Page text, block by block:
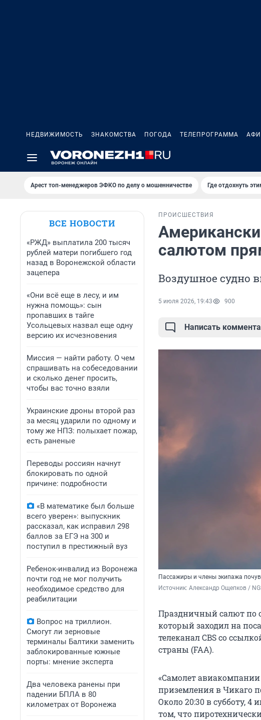
НЕДВИЖИМОСТЬ ЗНАКОМСТВА ПОГОДА ТЕЛЕПРОГРАММА
Арест топ-менеджеров ЭФКО по делу о мошенничестве Где отдохнуть
ВСЕ НОВОСТИ
«РЖД» выплатила 200 тысяч
рублей матери погибшего год
назад в Воронежской области
зацепера
«Они всё еще в лесу, и им
нужна помощь»: сын
пропавших в тайге
Усольцевых назвал еще одну
версию их исчезновения
Миссия — найти работу. О чем
спрашивать на собеседовании
и сколько денег просить,
чтобы вас точно взяли
Украинские дроны второй раз
за месяц ударили по одному и
тому же НПЗ: полыхает пожар,
есть раненые
Переводы россиян начнут
блокировать по одной
причине: подробности
«В математике был больше
всего уверен»: выпускник
рассказал, как исправил 298
баллов за ЕГЭ на 300 и
поступил в престижный вуз
Ребенок-инвалид из Воронежа
почти год не мог получить
необходимое средство для
реабилитации
Вопрос на триллион.
Смогут ли зерновые
терминалы Балтики заменить
заблокированные южные
порты: мнение эксперта
Два человека ранены при
падении БПЛА в 80
километрах от Воронежа
ПРОИСШЕСТВИЯ
салютом
Воздушное судно
5 июля 2026, 19:43 900
Написать
Пассажиры и члены экипажа
Источник: Александр Ощепков /
Праздничный салют по
который заходил на
телеканал CBS со
страны (FAA).
«Самолет
приземления в Чикаго
Около 20:30 в субботу, 4
том, что